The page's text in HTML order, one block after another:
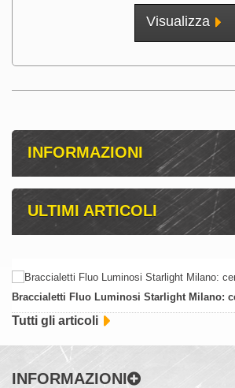
Visualizza
INFORMAZIONI
ULTIMI ARTICOLI
Braccialetti Fluo Luminosi Starlight Milano:
Tutti gli articoli
INFORMAZIONI